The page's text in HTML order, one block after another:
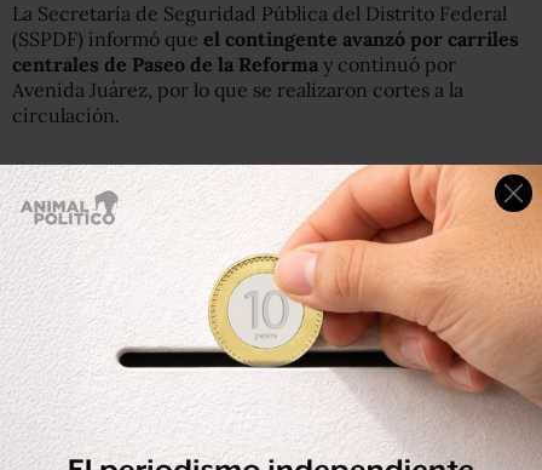
La Secretaría de Seguridad Pública del Distrito Federal
(SSPDF) informó que el contingente avanzó por carriles
centrales de Paseo de la Reforma y continuó por
Avenida Juárez, por lo que se realizaron cortes a la
circulación.
La marcha que se lleva a cabo anualmente con motivo del
Día Internacional de la Mujer está integrada por grupos
femenistas, organizaciones civiles y ciudadanos, quienes
gritan consignas a apoyo a Rubí Rubio.